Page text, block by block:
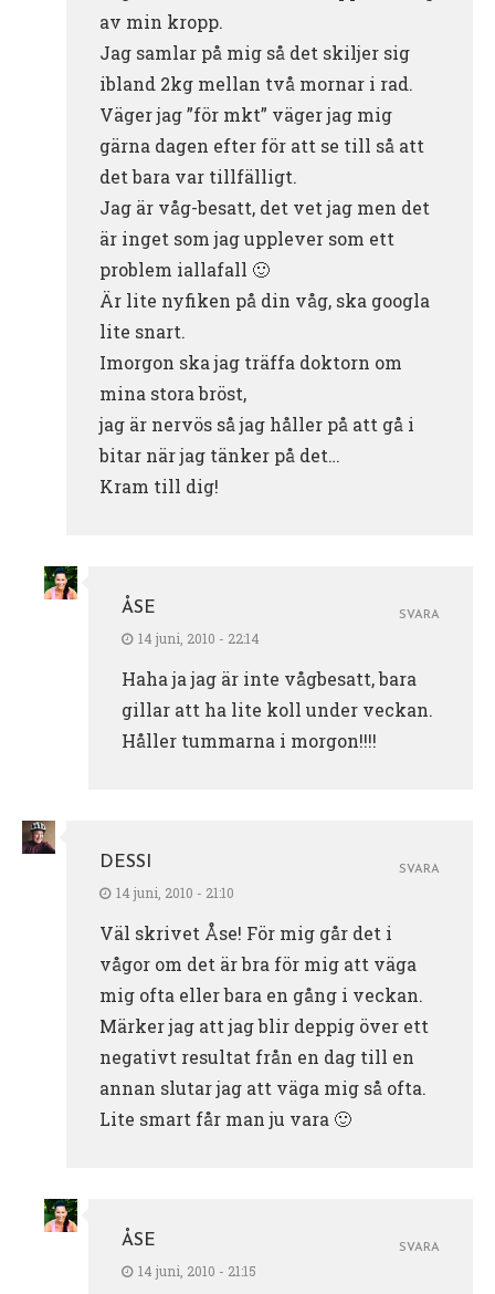
av min kropp.
Jag samlar på mig så det skiljer sig
ibland 2kg mellan två mornar i rad.
Väger jag ”för mkt” väger jag mig
gärna dagen efter för att se till så att
det bara var tillfälligt.
Jag är våg-besatt, det vet jag men det
är inget som jag upplever som ett
problem iallafall 🙂
Är lite nyfiken på din våg, ska googla
lite snart.
Imorgon ska jag träffa doktorn om
mina stora bröst,
jag är nervös så jag håller på att gå i
bitar när jag tänker på det…
Kram till dig!
ÅSE
14 juni, 2010 - 22:14
Haha ja jag är inte vågbesatt, bara
gillar att ha lite koll under veckan.
Håller tummarna i morgon!!!!
SVARA
DESSI
14 juni, 2010 - 21:10
Väl skrivet Åse! För mig går det i
vågor om det är bra för mig att väga
mig ofta eller bara en gång i veckan.
Märker jag att jag blir deppig över ett
negativt resultat från en dag till en
annan slutar jag att väga mig så ofta.
Lite smart får man ju vara 🙂
SVARA
ÅSE
14 juni, 2010 - 21:15
SVARA